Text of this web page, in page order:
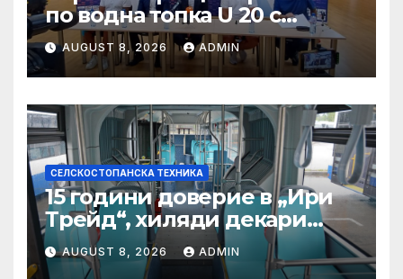
по водна топка U 20 с
отлични условия на
състезателните басейни
AUGUST 8, 2026 ADMIN
СЕЛСКОСТОПАНСКА ТЕХНИКА
15 години доверие в „Ири
Трейд“, хиляди декари
успех – историята на
Мартин Богдановски
AUGUST 8, 2026 ADMIN